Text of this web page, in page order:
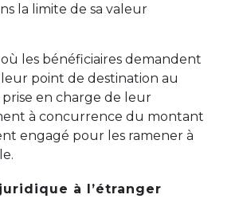
la limite de sa valeur
où les bénéficiaires demandent
point de destination au
prise en charge de leur
à concurrence du montant
engagé pour les ramener à
à l’étranger